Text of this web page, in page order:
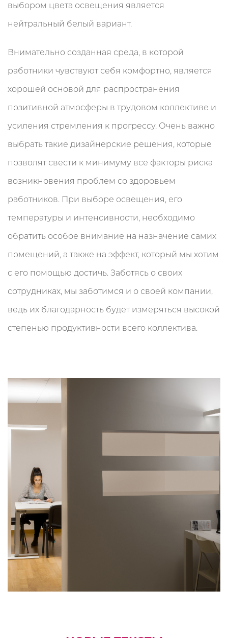
выбором цвета освещения является
нейтральный белый вариант.
Внимательно созданная среда, в которой
работники чувствуют себя комфортно, является
хорошей основой для распространения
позитивной атмосферы в трудовом коллективе и
усиления стремления к прогрессу. Очень важно
выбрать такие дизайнерские решения, которые
позволят свести к минимуму все факторы риска
возникновения проблем со здоровьем
работников. При выборе освещения, его
температуры и интенсивности, необходимо
обратить особое внимание на назначение самих
помещений, а также на эффект, который мы хотим
с его помощью достичь. Заботясь о своих
сотрудниках, мы заботимся и о своей компании,
ведь их благодарность будет измеряться высокой
степенью продуктивности всего коллектива.